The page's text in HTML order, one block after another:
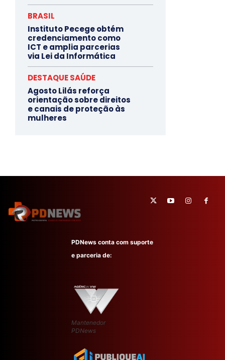
BRASIL
Instituto Pecege obtém
credenciamento como
ICT e amplia parcerias
via Lei da Informática
DESTAQUE SAÚDE
Agosto Lilás reforça
orientação sobre direitos
e canais de proteção às
mulheres
PDNews conta com suporte
e parceria de:
Mantenedor
PDNews